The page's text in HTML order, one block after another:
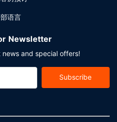
语言
Newsletter
and special offers!
Subscribe